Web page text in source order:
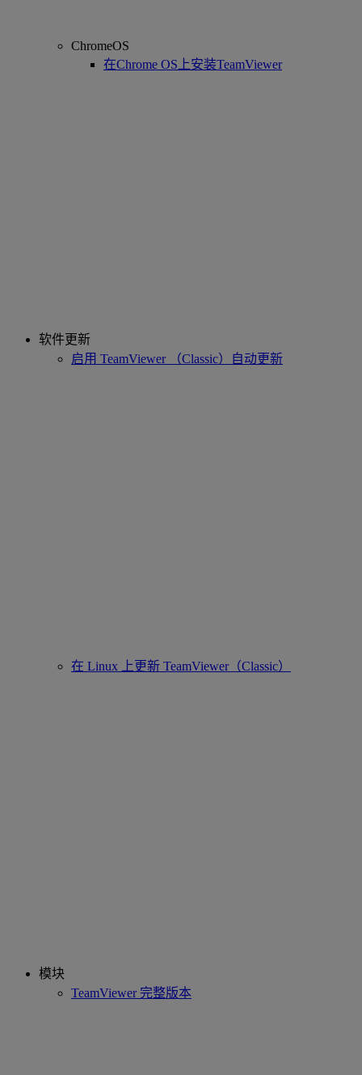
ChromeOS
在Chrome OS上安装TeamViewer
软件更新
启用 TeamViewer （Classic）自动更新
在 Linux 上更新 TeamViewer（Classic）
模块
TeamViewer 完整版本